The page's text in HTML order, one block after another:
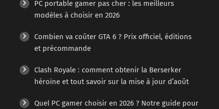
PC portable gamer pas cher : les meilleurs
modèles à choisir en 2026
Combien va coûter GTA 6 ? Prix officiel, éditions
et précommande
Clash Royale : comment obtenir la Berserker
héroïne et tout savoir sur la mise à jour d’août
Quel PC gamer choisir en 2026 ? Notre guide pour